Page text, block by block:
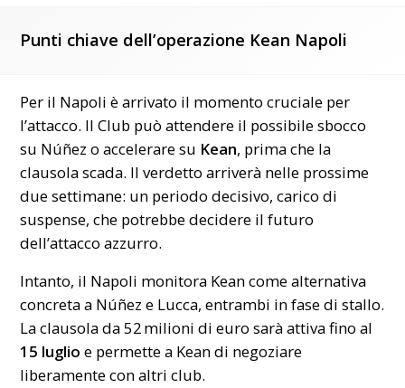
Punti chiave dell’operazione Kean Napoli
Per il Napoli è arrivato il momento cruciale per
l’attacco. Il Club può attendere il possibile sbocco
su Núñez o accelerare su Kean, prima che la
clausola scada. Il verdetto arriverà nelle prossime
due settimane: un periodo decisivo, carico di
suspense, che potrebbe decidere il futuro
dell’attacco azzurro.
Intanto, il Napoli monitora Kean come alternativa
concreta a Núñez e Lucca, entrambi in fase di stallo.
La clausola da 52 milioni di euro sarà attiva fino al
15 luglio e permette a Kean di negoziare
liberamente con altri club.